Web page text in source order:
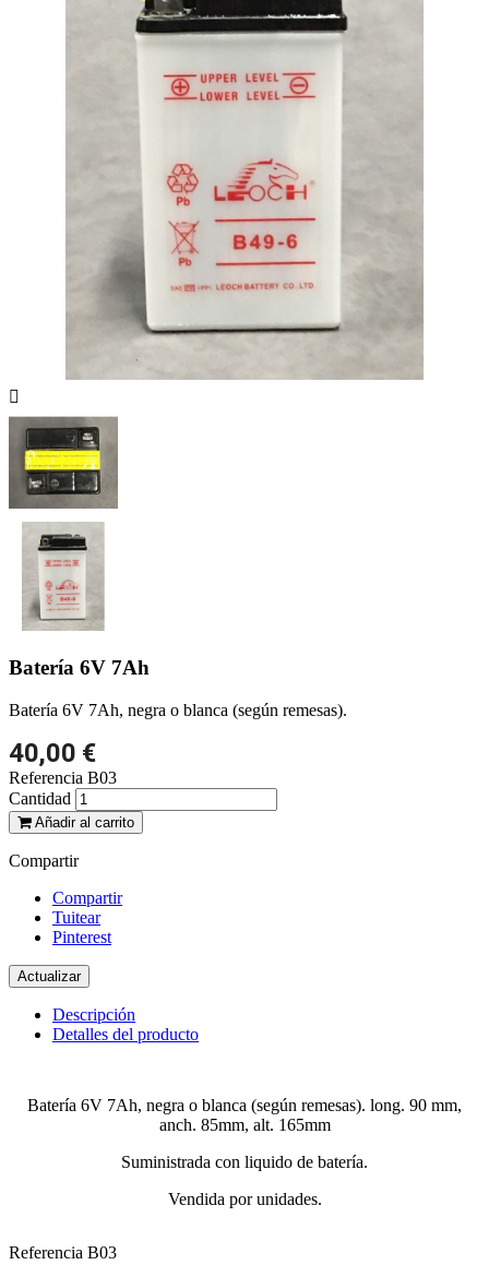

Batería 6V 7Ah
Batería 6V 7Ah, negra o blanca (según remesas).
40,00 €
Referencia B03
Cantidad
Añadir al carrito
Compartir
Compartir
Tuitear
Pinterest
Descripción
Detalles del producto
Batería 6V 7Ah, negra o blanca (según remesas). long. 90 mm,
anch. 85mm, alt. 165mm
Suministrada con liquido de batería.
Vendida por unidades.
Referencia B03